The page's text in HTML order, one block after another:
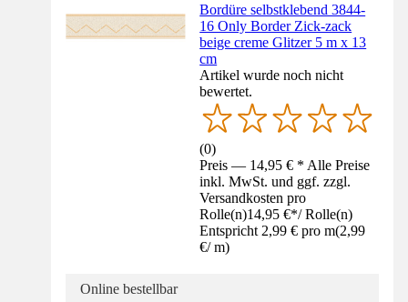
Bordüre selbstklebend 3844-
16 Only Border Zick-zack
beige creme Glitzer 5 m x 13
cm
Artikel wurde noch nicht
bewertet.
(0)
Preis — 14,95 € * Alle Preise
inkl. MwSt. und ggf. zzgl.
Versandkosten pro
Rolle(n)14,95 €*/ Rolle(n)
Entspricht 2,99 € pro m(2,99
€/ m)
Online bestellbar